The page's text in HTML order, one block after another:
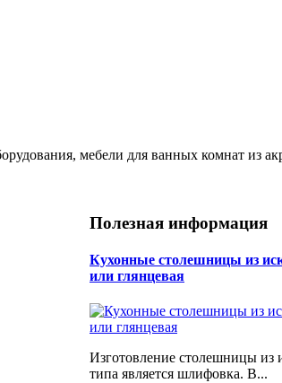
мебели для ванных комнат из
Полезная информация
Кухонные столешницы из
или глянцевая
Изготовление столешницы из
типа является шлифовка. В...